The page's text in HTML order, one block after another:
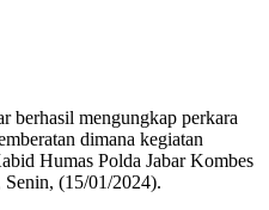
berhasil mengungkap perkara
dimana kegiatan
Humas Polda Jabar Kombes
(15/01/2024).